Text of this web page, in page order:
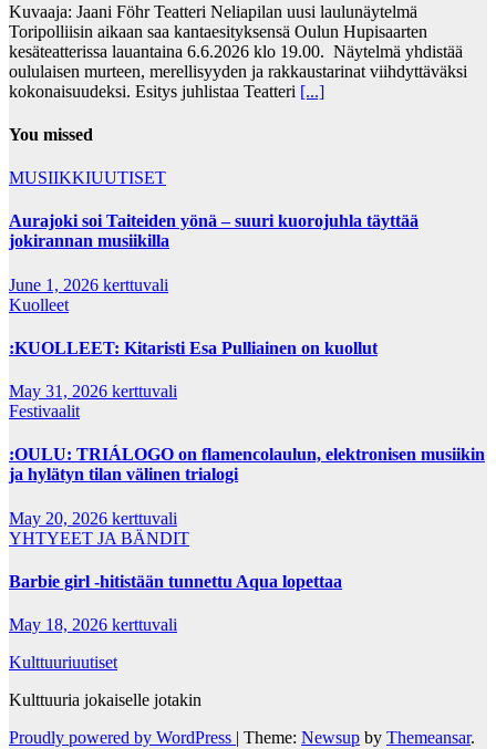
Kuvaaja: Jaani Föhr Teatteri Neliapilan uusi laulunäytelmä
Toripolliisin aikaan saa kantaesityksensä Oulun Hupisaarten
kesäteatterissa lauantaina 6.6.2026 klo 19.00. Näytelmä yhdistää
oululaisen murteen, merellisyyden ja rakkaustarinat viihdyttäväksi
kokonaisuudeksi. Esitys juhlistaa Teatteri [...]
You missed
MUSIIKKIUUTISET
Aurajoki soi Taiteiden yönä – suuri kuorojuhla täyttää
jokirannan musiikilla
June 1, 2026 kerttuvali
Kuolleet
:KUOLLEET: Kitaristi Esa Pulliainen on kuollut
May 31, 2026 kerttuvali
Festivaalit
:OULU: TRIÁLOGO on flamencolaulun, elektronisen musiikin
ja hylätyn tilan välinen trialogi
May 20, 2026 kerttuvali
YHTYEET JA BÄNDIT
Barbie girl -hitistään tunnettu Aqua lopettaa
May 18, 2026 kerttuvali
Kulttuuriuutiset
Kulttuuria jokaiselle jotakin
Proudly powered by WordPress | Theme: Newsup by Themeansar.